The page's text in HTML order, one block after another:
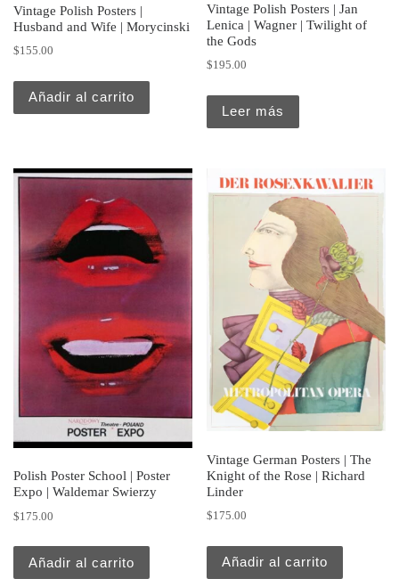
Vintage Polish Posters |
Husband and Wife | Morycinski
$155.00
Añadir al carrito
Vintage Polish Posters | Jan
Lenica | Wagner | Twilight of
the Gods
$195.00
Leer más
Polish Poster School | Poster
Expo | Waldemar Swierzy
$175.00
Añadir al carrito
Vintage German Posters | The
Knight of the Rose | Richard
Linder
$175.00
Añadir al carrito